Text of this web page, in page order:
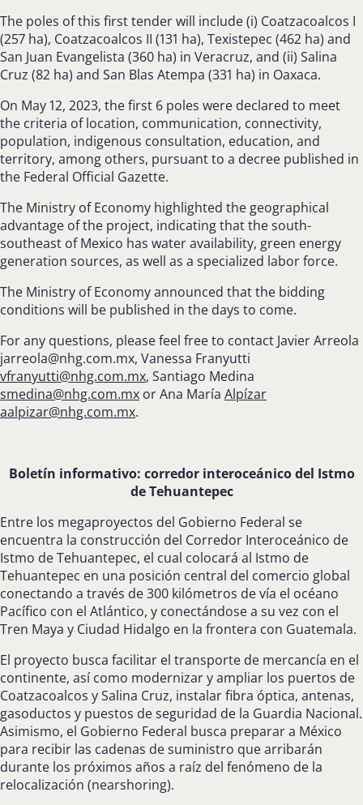
The poles of this first tender will include (i) Coatzacoalcos I
(257 ha), Coatzacoalcos II (131 ha), Texistepec (462 ha) and
San Juan Evangelista (360 ha) in Veracruz, and (ii) Salina
Cruz (82 ha) and San Blas Atempa (331 ha) in Oaxaca.
On May 12, 2023, the first 6 poles were declared to meet
the criteria of location, communication, connectivity,
population, indigenous consultation, education, and
territory, among others, pursuant to a decree published in
the Federal Official Gazette.
The Ministry of Economy highlighted the geographical
advantage of the project, indicating that the south-
southeast of Mexico has water availability, green energy
generation sources, as well as a specialized labor force.
The Ministry of Economy announced that the bidding
conditions will be published in the days to come.
For any questions, please feel free to contact Javier Arreola
jarreola@nhg.com.mx, Vanessa Franyutti
vfranyutti@nhg.com.mx, Santiago Medina
smedina@nhg.com.mx or Ana María Alpízar
aalpizar@nhg.com.mx.
Boletín informativo: corredor interoceánico del Istmo
de Tehuantepec
Entre los megaproyectos del Gobierno Federal se
encuentra la construcción del Corredor Interoceánico de
Istmo de Tehuantepec, el cual colocará al Istmo de
Tehuantepec en una posición central del comercio global
conectando a través de 300 kilómetros de vía el océano
Pacífico con el Atlántico, y conectándose a su vez con el
Tren Maya y Ciudad Hidalgo en la frontera con Guatemala.
El proyecto busca facilitar el transporte de mercancía en el
continente, así como modernizar y ampliar los puertos de
Coatzacoalcos y Salina Cruz, instalar fibra óptica, antenas,
gasoductos y puestos de seguridad de la Guardia Nacional.
Asimismo, el Gobierno Federal busca preparar a México
para recibir las cadenas de suministro que arribarán
durante los próximos años a raíz del fenómeno de la
relocalización (nearshoring).